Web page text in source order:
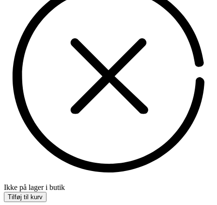
Ikke på lager i butik
Tilføj til kurv